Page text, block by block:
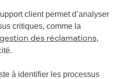
client permet d’analyser
critiques, comme la
gestion des réclamations,
à identifier les processus